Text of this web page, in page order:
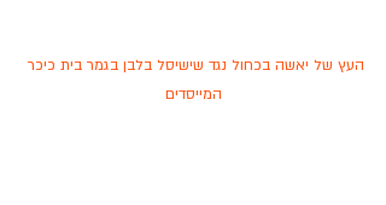
העץ של יאשה בכחול נגד שישיסל בלבן בגמר בית כיכר
המייסדים